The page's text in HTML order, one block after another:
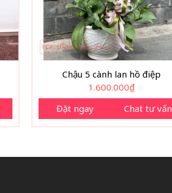
Chậu 5 cành lan hồ điệp
1.600.000₫
Đặt ngay
Chat tư vấn